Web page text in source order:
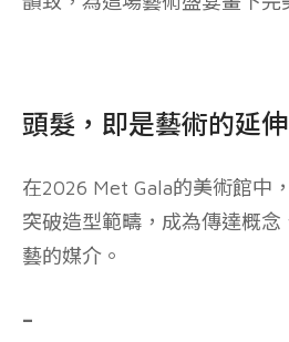
頭髮，即是藝術的延伸
在2026 Met Gala的美術館中
突破造型範疇，成為傳達概
藝的媒介。
–